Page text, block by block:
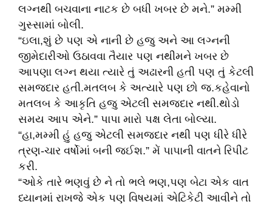
લગ્નથી બચવાના નાટક છે બધી ખબર છે મને.” મમ્મી
ગુસ્સામાં બોલી.
“ઇલા,શું છે પણ એ નાની છે હજુ અને આ લગ્નની
જીમેદારીઓ ઉઠાવવા તૈયાર પણ નથીમને ખબર છે
આપણા લગ્ન થયા ત્યારે તું અઢારની હતી પણ તું કેટલી
સમજદાર હતી.મતલબ કે અત્યારે પણ છો જ.કહેવાનો
મતલબ કે આકૃતિ હજુ એટલી સમજદાર નથી.થોડો
સમય આપ એને.” પાપા મારો પક્ષ લેતા બોલ્યા.
“હા,મમ્મી હું હજુ એટલી સમજદાર નથી પણ ધીરે ધીરે
ત્રણ-ચાર વર્ષોમાં બની જઈશ.” મેં પાપાની વાતને રિપીટ
કરી.
“ઓકે તારે ભણવું છે ને તો ભલે ભણ,પણ બેટા એક વાત
ધ્યાનમાં રાખજે એક પણ વિષયમાં એટિકેટી આવીને તો